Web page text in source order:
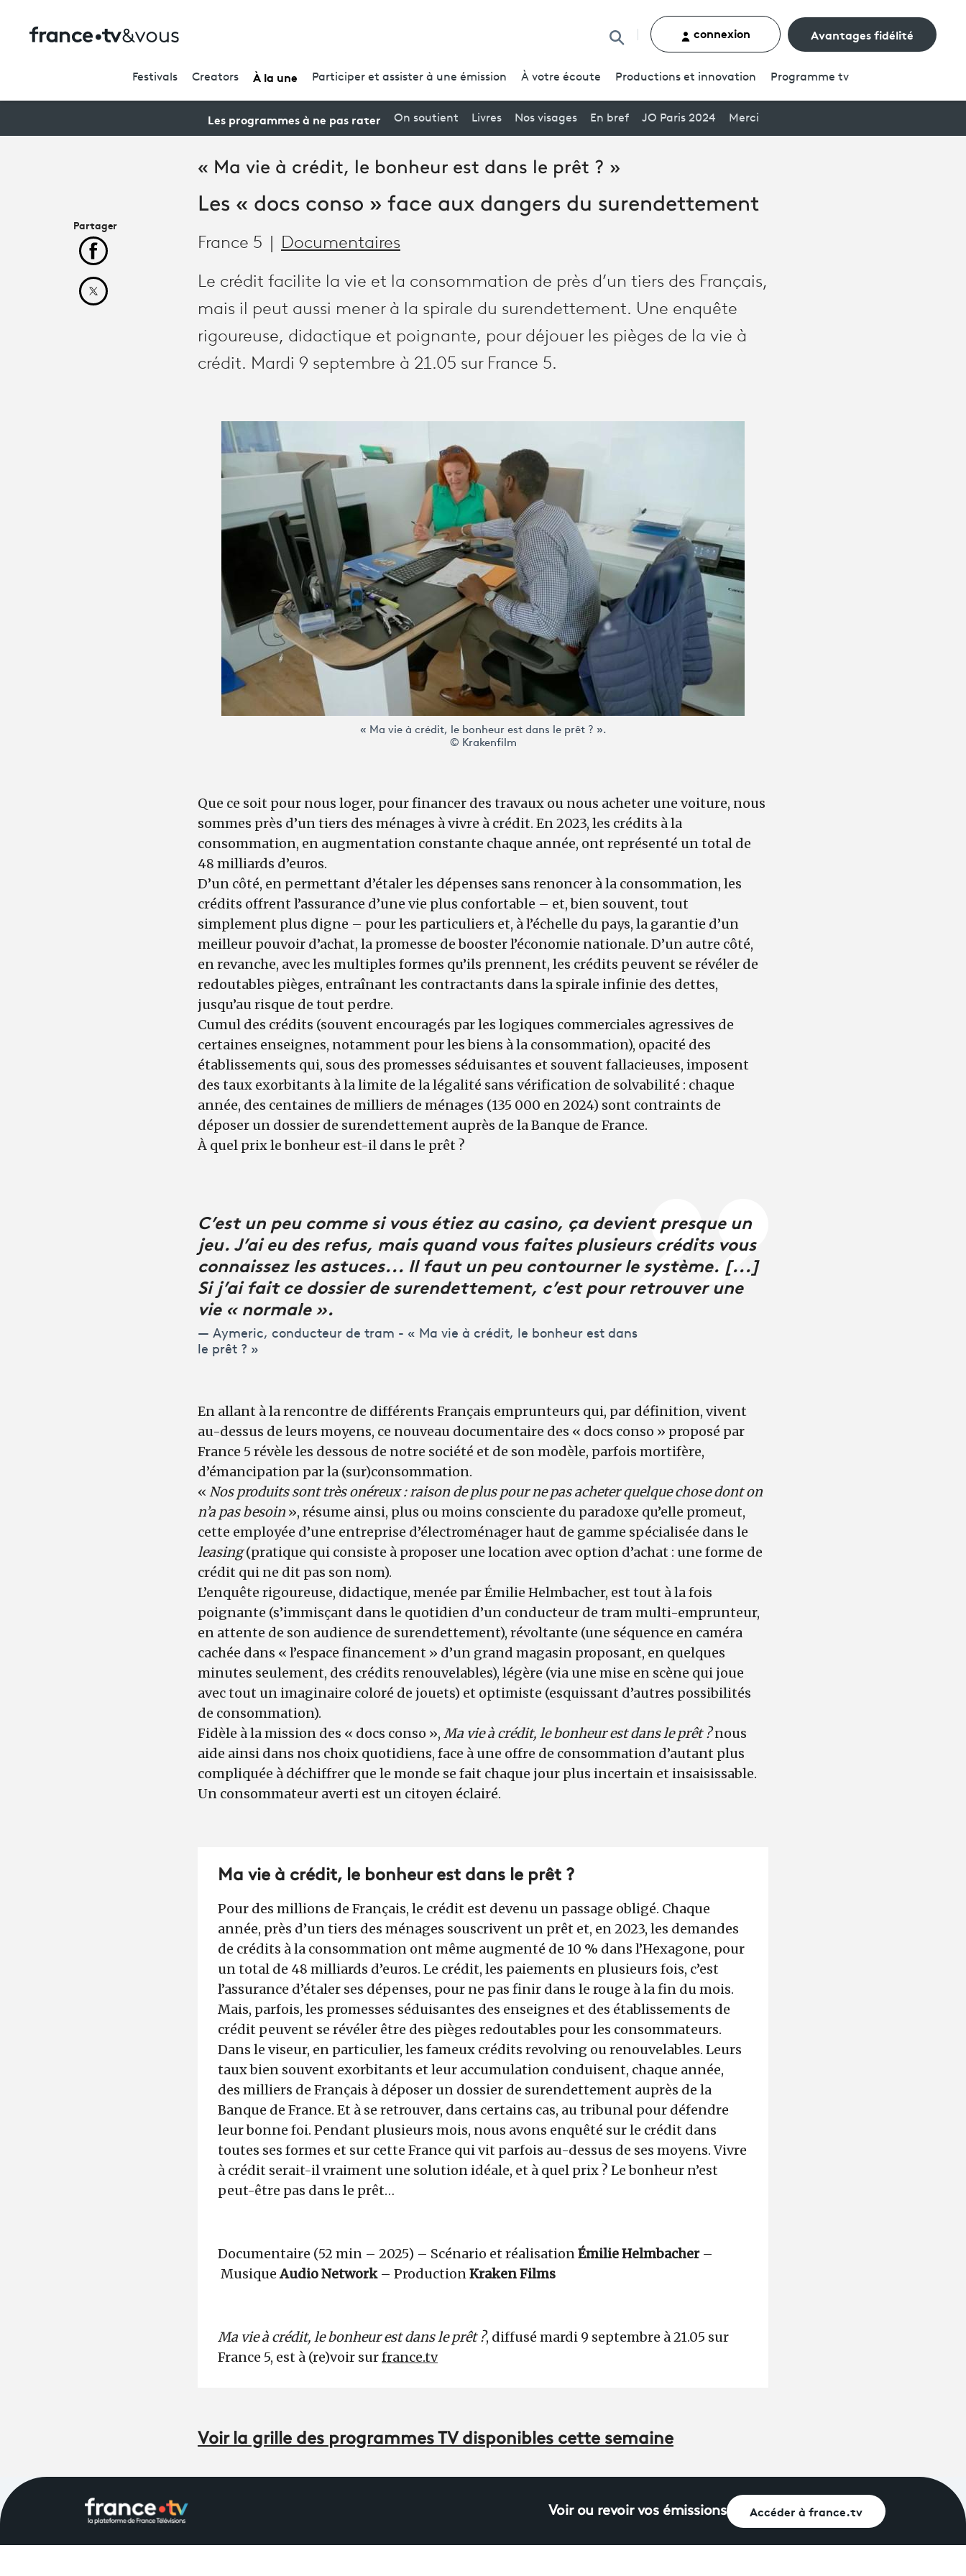
Rechercher un contenu
connexion Avantages fidélité
Festivals Creators À la une Participer et assister à une émission À votre écoute Productions et innovation Programme tv
Les programmes à ne pas rater On soutient Livres Nos visages En bref JO Paris 2024 Merci
« Ma vie à crédit, le bonheur est dans le prêt ? »
Les « docs conso » face aux dangers du surendettement
France 5 Documentaires
Le crédit facilite la vie et la consommation de près d’un tiers des Français,
mais il peut aussi mener à la spirale du surendettement. Une enquête
rigoureuse, didactique et poignante, pour déjouer les pièges de la vie à
crédit. Mardi 9 septembre à 21.05 sur France 5.
« Ma vie à crédit, le bonheur est dans le prêt ? ».
© Krakenfilm
Que ce soit pour nous loger, pour financer des travaux ou nous acheter une voiture, nous
sommes près d’un tiers des ménages à vivre à crédit. En 2023, les crédits à la
consommation, en augmentation constante chaque année, ont représenté un total de
48 milliards d’euros.
D’un côté, en permettant d’étaler les dépenses sans renoncer à la consommation, les
crédits offrent l’assurance d’une vie plus confortable – et, bien souvent, tout
simplement plus digne – pour les particuliers et, à l’échelle du pays, la garantie d’un
meilleur pouvoir d’achat, la promesse de booster l’économie nationale. D’un autre côté,
en revanche, avec les multiples formes qu’ils prennent, les crédits peuvent se révéler de
redoutables pièges, entraînant les contractants dans la spirale infinie des dettes,
jusqu’au risque de tout perdre.
Cumul des crédits (souvent encouragés par les logiques commerciales agressives de
certaines enseignes, notamment pour les biens à la consommation), opacité des
établissements qui, sous des promesses séduisantes et souvent fallacieuses, imposent
des taux exorbitants à la limite de la légalité sans vérification de solvabilité : chaque
année, des centaines de milliers de ménages (135 000 en 2024) sont contraints de
déposer un dossier de surendettement auprès de la Banque de France.
À quel prix le bonheur est-il dans le prêt ?
C’est un peu comme si vous étiez au casino, ça devient presque un
jeu. J’ai eu des refus, mais quand vous faites plusieurs crédits vous
connaissez les astuces... Il faut un peu contourner le système. [...]
Si j’ai fait ce dossier de surendettement, c’est pour retrouver une
vie « normale ».
Aymeric, conducteur de tram - « Ma vie à crédit, le bonheur est dans
le prêt ? »
En allant à la rencontre de différents Français emprunteurs qui, par définition, vivent
au-dessus de leurs moyens, ce nouveau documentaire des « docs conso » proposé par
France 5 révèle les dessous de notre société et de son modèle, parfois mortifère,
d’émancipation par la (sur)consommation.
« Nos produits sont très onéreux : raison de plus pour ne pas acheter quelque chose dont on
n’a pas besoin », résume ainsi, plus ou moins consciente du paradoxe qu’elle promeut,
cette employée d’une entreprise d’électroménager haut de gamme spécialisée dans le
leasing(pratique qui consiste à proposer une location avec option d’achat : une forme de
crédit qui ne dit pas son nom).
L’enquête rigoureuse, didactique, menée par Émilie Helmbacher, est tout à la fois
poignante (s’immisçant dans le quotidien d’un conducteur de tram multi-emprunteur,
en attente de son audience de surendettement), révoltante (une séquence en caméra
cachée dans « l’espace financement » d’un grand magasin proposant, en quelques
minutes seulement, des crédits renouvelables), légère (via une mise en scène qui joue
avec tout un imaginaire coloré de jouets) et optimiste (esquissant d’autres possibilités
de consommation).
Fidèle à la mission des « docs conso », Ma vie à crédit, le bonheur est dans le prêt ?nous
aide ainsi dans nos choix quotidiens, face à une offre de consommation d’autant plus
compliquée à déchiffrer que le monde se fait chaque jour plus incertain et insaisissable.
Un consommateur averti est un citoyen éclairé.
Ma vie à crédit, le bonheur est dans le prêt ?
Pour des millions de Français, le crédit est devenu un passage obligé. Chaque
année, près d’un tiers des ménages souscrivent un prêt et, en 2023, les demandes
de crédits à la consommation ont même augmenté de 10 % dans l’Hexagone, pour
un total de 48 milliards d’euros. Le crédit, les paiements en plusieurs fois, c’est
l’assurance d’étaler ses dépenses, pour ne pas finir dans le rouge à la fin du mois.
Mais, parfois, les promesses séduisantes des enseignes et des établissements de
crédit peuvent se révéler être des pièges redoutables pour les consommateurs.
Dans le viseur, en particulier, les fameux crédits revolving ou renouvelables. Leurs
taux bien souvent exorbitants et leur accumulation conduisent, chaque année,
des milliers de Français à déposer un dossier de surendettement auprès de la
Banque de France. Et à se retrouver, dans certains cas, au tribunal pour défendre
leur bonne foi. Pendant plusieurs mois, nous avons enquêté sur le crédit dans
toutes ses formes et sur cette France qui vit parfois au-dessus de ses moyens. Vivre
à crédit serait-il vraiment une solution idéale, et à quel prix ? Le bonheur n’est
peut-être pas dans le prêt…
Documentaire (52 min – 2025) – Scénario et réalisationÉmilie Helmbacher –
MusiqueAudio Network – ProductionKraken Films
Ma vie à crédit, le bonheur est dans le prêt ?, diffusé mardi 9 septembre à 21.05 sur
France 5, est à (re)voir surfrance.tv
Voir la grille des programmes TV disponibles cette semaine
Partager
Partager cet article sur Facebook
Partager cet article sur X
Voir ou revoir vos émissions Accéder à france.tv